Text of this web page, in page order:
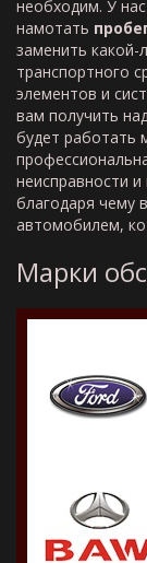
необходим. У
намотать
заменить какой-
транспортного
элементов и
вам получить
будет работать
неисправности
благодаря чему
автомобилем,
Марки